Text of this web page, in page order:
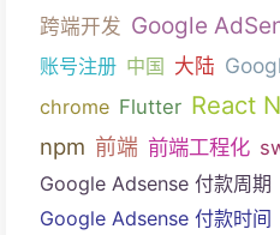
跨端开发 Google
账号注册 中国 大陆
chrome Flutter React
npm 前端 前端工程化
Google Adsense 付款周期
Google Adsense 付款时间